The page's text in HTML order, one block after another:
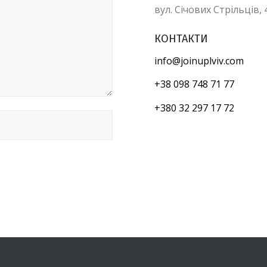
вул. Січових Стрільців,
КОНТАКТИ
info@joinuplviv.com
+38 098 748 71 77
+380 32 297 17 72